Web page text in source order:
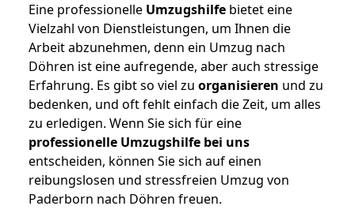
Eine professionelle Umzugshilfe bietet eine
Vielzahl von Dienstleistungen, um Ihnen die
Arbeit abzunehmen, denn ein Umzug nach
Döhren ist eine aufregende, aber auch stressige
Erfahrung. Es gibt so viel zu organisieren und zu
bedenken, und oft fehlt einfach die Zeit, um alles
zu erledigen. Wenn Sie sich für eine
professionelle Umzugshilfe bei uns
entscheiden, können Sie sich auf einen
reibungslosen und stressfreien Umzug von
Paderborn nach Döhren freuen.